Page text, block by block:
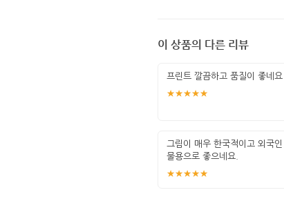
이 상품의 다른 리뷰
프린트 깔끔하고 품질이 좋네요
★★★★★
그림이 매우 한국적이고 외국인
물용으로 좋으네요.
★★★★★